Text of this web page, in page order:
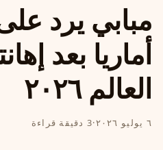
مبابي يرد
أماريا بعد
العالم ٢٠٢٦
٦ يوليو ٢٠٢٦ ·3 دقيقة قراءة